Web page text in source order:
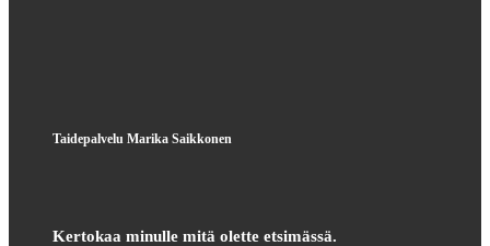
Taidepalvelu Marika Saikkonen
Kertokaa minulle mitä olette etsimässä.